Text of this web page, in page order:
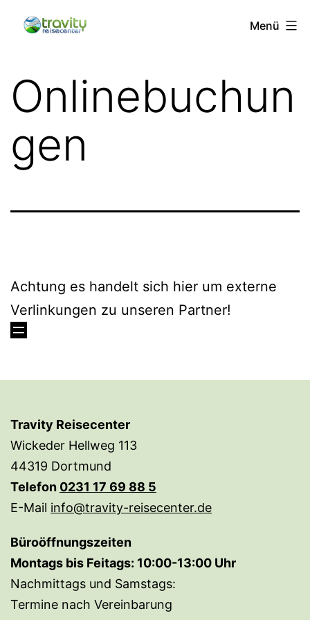
Inhalt
Reisecenter
Dortmund
|
0231
1769885
Menü
Onlinebuchun
gen
Achtung es handelt sich hier um externe
Verlinkungen zu unseren Partner!
Travity Reisecenter
Wickeder Hellweg 113
44319 Dortmund
Telefon 0231 17 69 88 5
E-Mail info@travity-reisecenter.de
Büroöffnungszeiten
Montags bis Feitags: 10:00-13:00 Uhr
Nachmittags und Samstags:
Termine nach Vereinbarung